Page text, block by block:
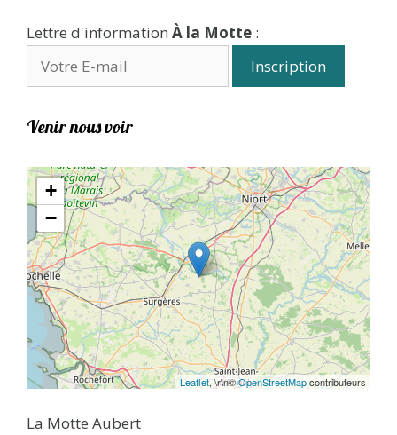
Lettre d'information À la Motte :
Venir nous voir
+
−
Leaflet, \r\n©OpenStreetMapcontributeurs
La Motte Aubert